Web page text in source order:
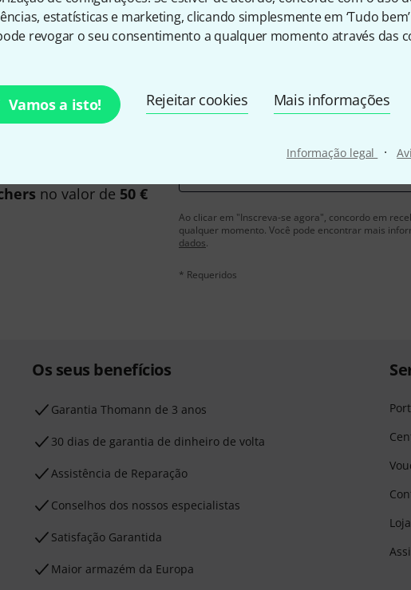
estatísticas e marketing, clicando simplesmente em ‘Tudo
revogar o seu consentimento a qualquer momento através das
Vamos a isto! Rejeitar cookies Mais informações
Informação legal ·
Partilhar Ajuda e feedback
e com um pouco de
no valor de 50 €
Ao clicar em "Inscreva-se agora", concordo em
qualquer momento. Você pode encontrar mais
dados.
* Requeridos
Os seus benefícios
Garantia Thomann de 3 anos
30 dias de garantia de dinheiro de volta
Assistência de Reparação
Conselhos dos nossos especialistas
Satisfação Garantida
Maior armazém da Europa